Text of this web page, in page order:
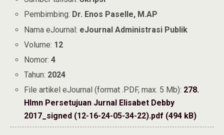
Pembimbing: Dr. Enos Paselle, M.AP
Nama eJournal: eJournal Administrasi Publik
Volume: 12
Nomor:4
Tahun: 2024
File artikel eJournal (format .PDF, max. 5 Mb): 278.
Hlmn Persetujuan Jurnal Elisabet Debby
2017_signed (12-16-24-05-34-22).pdf (494 kB)